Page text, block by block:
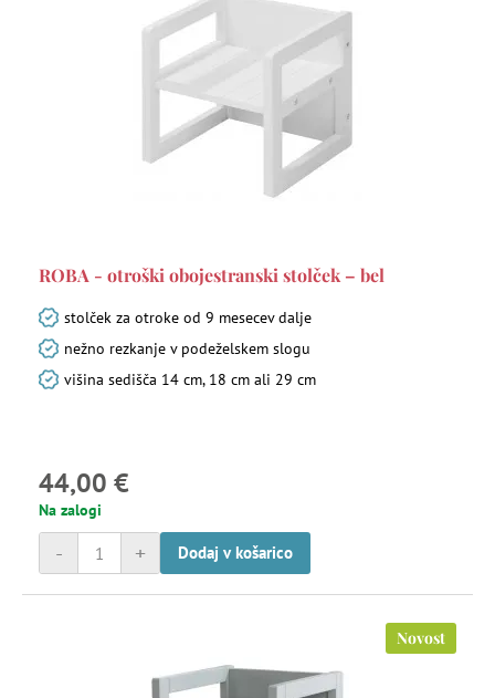
ROBA - otroški obojestranski stolček – bel
stolček za otroke od 9 mesecev dalje
nežno rezkanje v podeželskem slogu
višina sedišča 14 cm, 18 cm ali 29 cm
44,00 €
Na zalogi
+
- Dodaj v košarico
Novost